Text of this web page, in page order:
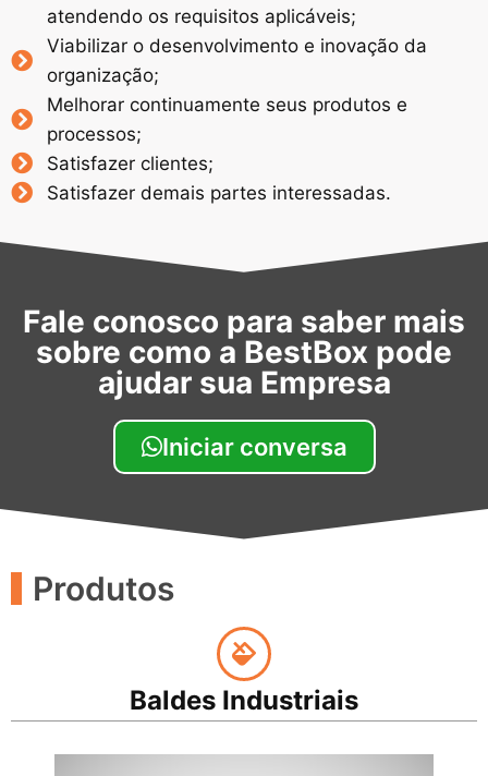
atendendo os requisitos aplicáveis;
Viabilizar o desenvolvimento e inovação da
organização;
Melhorar continuamente seus produtos e
processos;
Satisfazer clientes;
Satisfazer demais partes interessadas.
Fale conosco para saber mais
sobre como a BestBox pode
ajudar sua Empresa
Iniciar conversa
Produtos
Baldes Industriais